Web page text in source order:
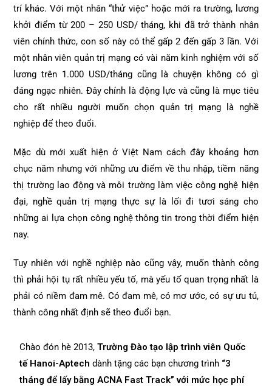
trí khác. Với một nhân “thử việc” hoặc mới ra trường, lương
khởi điểm từ 200 – 250 USD/ tháng, khi đã trở thành nhân
viên chính thức, con số này có thể gấp 2 đến gấp 3 lần. Với
một nhân viên quản trị mạng có vài năm kinh nghiệm với số
lương trên 1.000 USD/tháng cũng là chuyện không có gì
đáng ngạc nhiên. Đây chính là động lực và cũng là mục tiêu
cho rất nhiều người muốn chọn quản trị mạng là nghề
nghiệp để theo đuổi.
Mặc dù mới xuất hiện ở Việt Nam cách đây khoảng hơn
chục năm nhưng với những ưu điểm về thu nhập, tiềm năng
thị trường lao động và môi trường làm việc công nghệ hiện
đại, nghề quản trị mạng thực sự là lối đi tươi sáng cho
những ai lựa chọn công nghệ thông tin trong thời điểm hiện
nay.
Tuy nhiên với nghề nghiệp nào cũng vậy, muốn thành công
thì phải hội tụ rất nhiều yếu tố, mà yếu tố quan trọng nhất là
phải có niềm đam mê. Có đam mê, có mơ ước, có sự ưu tú,
thành công nhất định sẽ theo đuổi bạn.
Chào đón hè 2013,Trường Đào tạo lập trình viên Quốc
tế Hanoi-Aptech dành tặng các bạn chương trình “3
tháng để lấy bằng ACNA Fast Track” với mức học phí